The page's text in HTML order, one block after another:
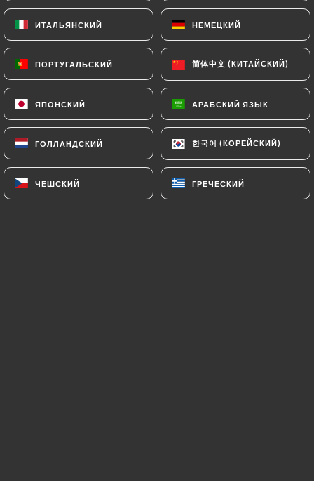
МЕНЮ
ИТАЛЬЯНСКИЙ НЕМЕЦКИЙ
ПОРТУГАЛЬСКИЙ 简体中文 (КИТАЙСКИЙ)
ЯПОНСКИЙ АРАБСКИЙ ЯЗЫК
ГОЛЛАНДСКИЙ 한국어 (КОРЕЙСКИЙ)
ЧЕШСКИЙ ГРЕЧЕСКИЙ
ГЛАВНАЯ СТРАНИЦА
Галерея
ИТАЛЬЯНСКИЙ НЕМЕЦКИЙ
ПОРТУГАЛЬСКИЙ 简体中文 (КИТАЙСКИЙ)
ЯПОНСКИЙ АРАБСКИЙ ЯЗЫК
ГОЛЛАНДСКИЙ 한국어 (КОРЕЙСКИЙ)
ЧЕШСКИЙ ГРЕЧЕСКИЙ